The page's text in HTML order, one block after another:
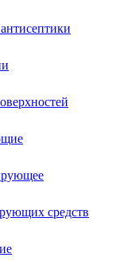
средств